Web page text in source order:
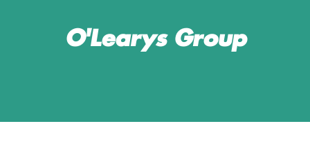
O'Learys Group